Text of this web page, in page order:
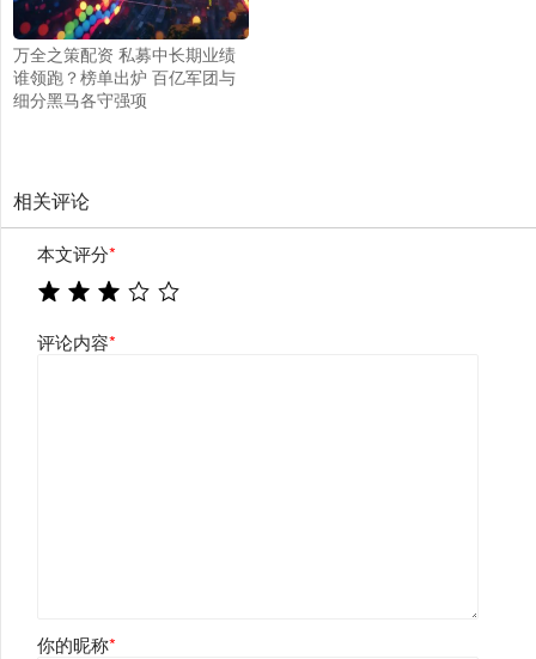
万全之策配资 私募中长期业绩
谁领跑？榜单出炉 百亿军团与
细分黑马各守强项
相关评论
本文评分*
评论内容*
你的昵称*